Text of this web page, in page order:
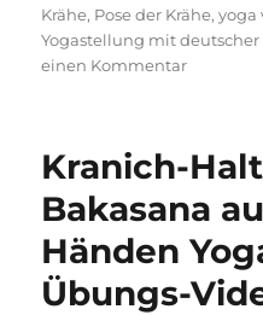
Krähe, Pose der Krähe,yoga
Yogastellung mit
einen Kommentarzu
Video
Kranich-
Bakasana
Händen
Übungs-